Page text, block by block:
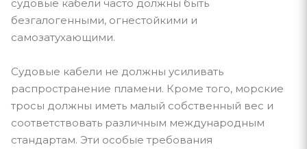
судовые кабели часто должны быть
безгалогенными, огнестойкими и
самозатухающими.
Судовые кабели не должны усиливать
распространение пламени. Кроме того, морские
тросы должны иметь малый собственный вес и
соответствовать различным международным
стандартам. Эти особые требования